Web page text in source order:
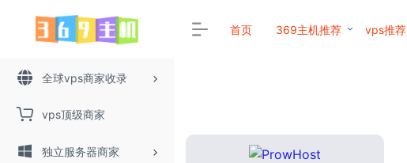
全球vps商家收录
vps顶级商家
独立服务器商家
首页 369主机推荐 vps推荐